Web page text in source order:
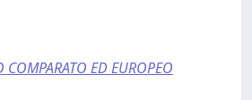
ED EUROPEO